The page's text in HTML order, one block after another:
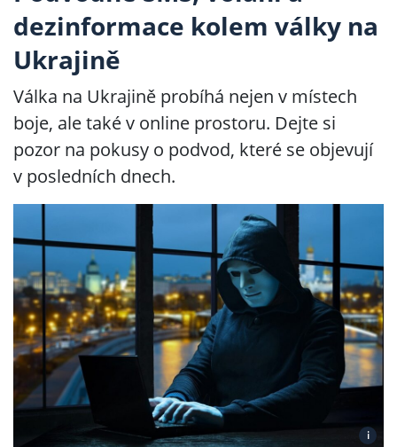
dezinformace kolem války na
Ukrajině
Válka na Ukrajině probíhá nejen v místech
boje, ale také v online prostoru. Dejte si
pozor na pokusy o podvod, které se objevují
v posledních dnech.
i